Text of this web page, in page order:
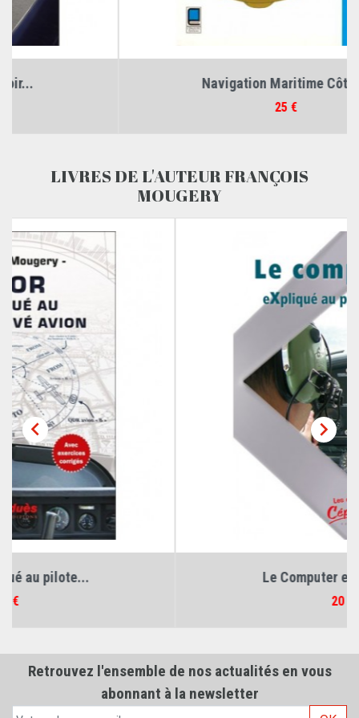
Navigation Maritime Côtière
LIVRES DE L'AUTEUR FRANÇOIS
MOUGERY
 
Retrouvez l'ensemble de nos actualités en vous
abonnant à la newsletter